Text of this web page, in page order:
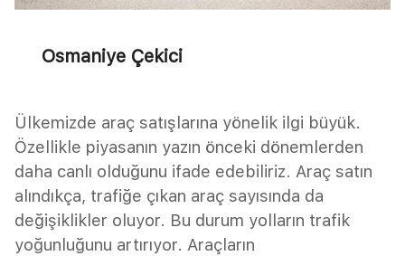
Osmaniye Çekici
Ülkemizde araç satışlarına yönelik ilgi büyük.
Özellikle piyasanın yazın önceki dönemlerden
daha canlı olduğunu ifade edebiliriz. Araç satın
alındıkça, trafiğe çıkan araç sayısında da
değişiklikler oluyor. Bu durum yolların trafik
yoğunluğunu artırıyor. Araçların